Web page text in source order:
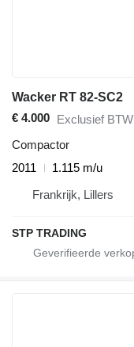
Wacker RT 82-SC2
€ 4.000 Exclusief BTW
Compactor
2011
1.115 m/u
Frankrijk, Lillers
STP TRADING